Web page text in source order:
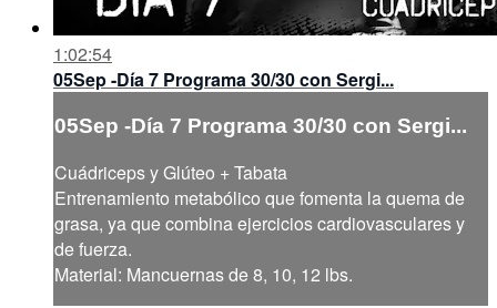
1:02:54
05Sep -Día 7 Programa 30/30 con Sergi...
05Sep -Día 7 Programa 30/30 con Sergi...
Cuádriceps y Glúteo + Tabata
Entrenamiento metabólico que fomenta la quema de
grasa, ya que combina ejercicios cardiovasculares y
de fuerza.
Material: Mancuernas de 8, 10, 12 lbs.